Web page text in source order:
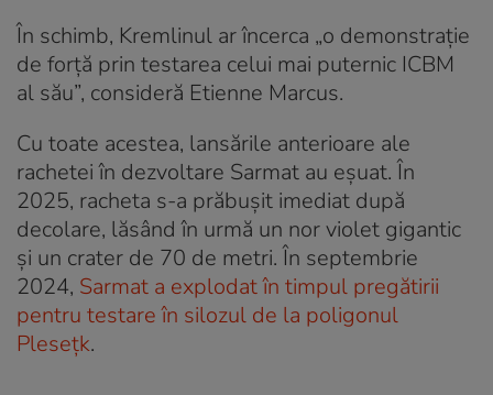
În schimb, Kremlinul ar încerca „o demonstrație
de forță prin testarea celui mai puternic ICBM
al său”, consideră Etienne Marcus.
Cu toate acestea, lansările anterioare ale
rachetei în dezvoltare Sarmat au eșuat. În
2025, racheta s-a prăbușit imediat după
decolare, lăsând în urmă un nor violet gigantic
și un crater de 70 de metri. În septembrie
2024, Sarmat a explodat în timpul pregătirii
pentru testare în silozul de la poligonul
Plesețk.